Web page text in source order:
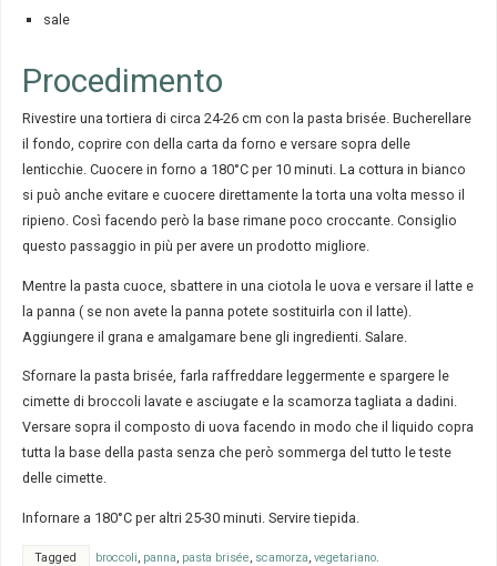
sale
Procedimento
Rivestire una tortiera di circa 24-26 cm con la pasta brisée. Bucherellare
il fondo, coprire con della carta da forno e versare sopra delle
lenticchie. Cuocere in forno a 180°C per 10 minuti. La cottura in bianco
si può anche evitare e cuocere direttamente la torta una volta messo il
ripieno. Così facendo però la base rimane poco croccante. Consiglio
questo passaggio in più per avere un prodotto migliore.
Mentre la pasta cuoce, sbattere in una ciotola le uova e versare il latte e
la panna ( se non avete la panna potete sostituirla con il latte).
Aggiungere il grana e amalgamare bene gli ingredienti. Salare.
Sfornare la pasta brisée, farla raffreddare leggermente e spargere le
cimette di broccoli lavate e asciugate e la scamorza tagliata a dadini.
Versare sopra il composto di uova facendo in modo che il liquido copra
tutta la base della pasta senza che però sommerga del tutto le teste
delle cimette.
Infornare a 180°C per altri 25-30 minuti. Servire tiepida.
Tagged broccoli, panna, pasta brisée, scamorza, vegetariano.